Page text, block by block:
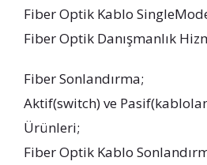
Fiber Optik Kablo
Fiber Optik Danışmanlık
Fiber Sonlandırma;
Aktif(switch) ve
Ürünleri;
Fiber Optik Kablo